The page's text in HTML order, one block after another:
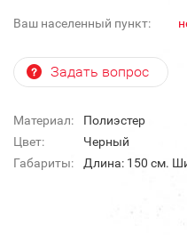
Ваш населенный пункт:
Задать вопрос
Материал:
Полиэстер
Цвет:
Черный
Габариты:
Длина: 150 см.